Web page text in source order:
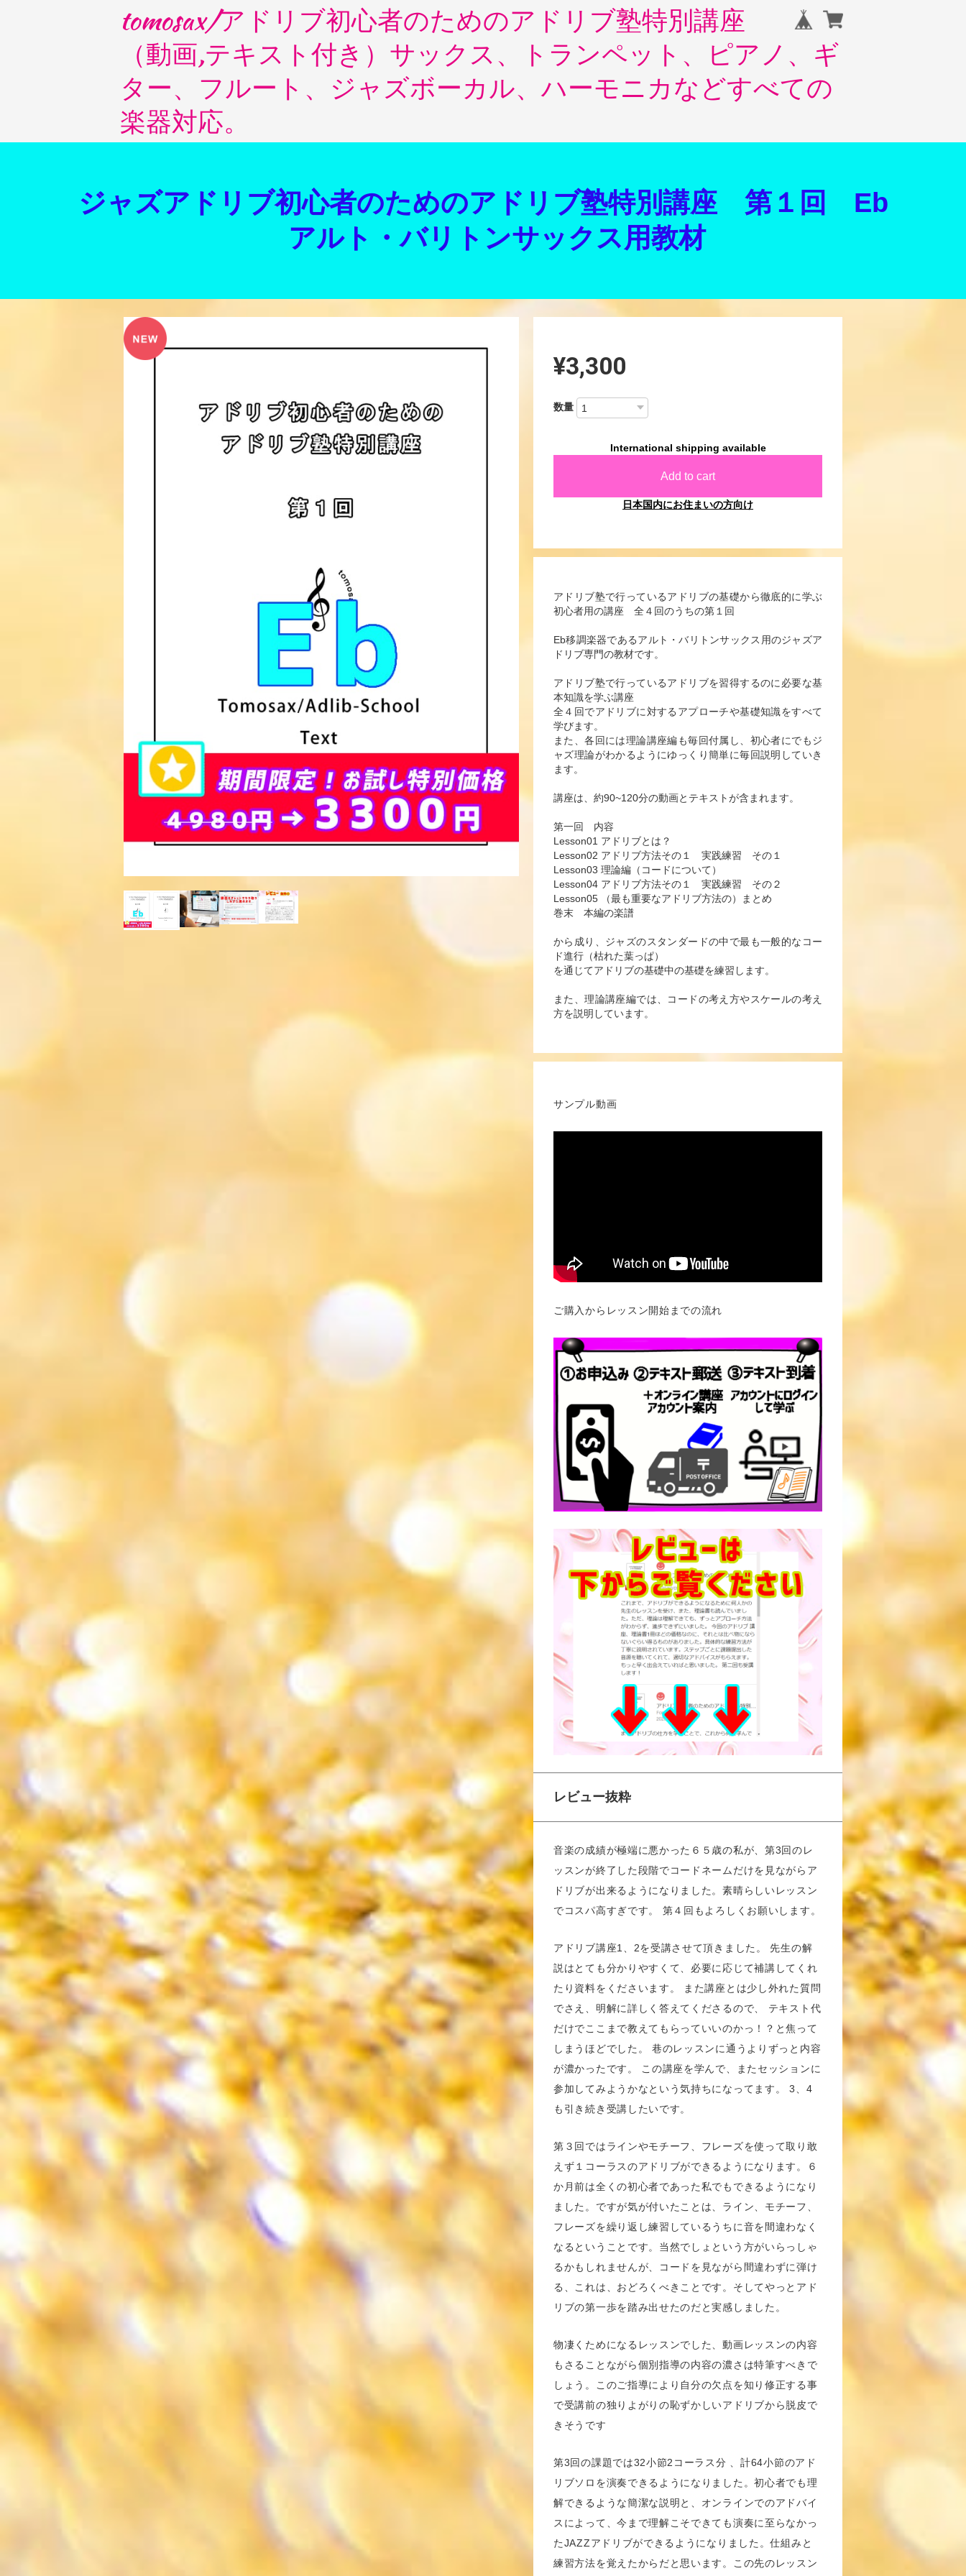
tomosax/アドリブ初心者のためのアドリブ塾特別講座
（動画,テキスト付き）サックス、トランペット、ピアノ、ギ
ター、フルート、ジャズボーカル、ハーモニカなどすべての
楽器対応。
ジャズアドリブ初心者のためのアドリブ塾特別講座 第１回 Eb
アルト・バリトンサックス用教材
¥3,300
数量
International shipping available
Add to cart
日本国内にお住まいの方向け
アドリブ塾で行っているアドリブの基礎から徹底的に学ぶ
初心者用の講座 全４回のうちの第１回
Eb移調楽器であるアルト・バリトンサックス用のジャズア
ドリブ専門の教材です。
アドリブ塾で行っているアドリブを習得するのに必要な基
本知識を学ぶ講座
全４回でアドリブに対するアプローチや基礎知識をすべて
学びます。
また、各回には理論講座編も毎回付属し、初心者にでもジ
ャズ理論がわかるようにゆっくり簡単に毎回説明していき
ます。
講座は、約90~120分の動画とテキストが含まれます。
第一回 内容
Lesson01 アドリブとは？
Lesson02 アドリブ方法その１ 実践練習 その１
Lesson03 理論編（コードについて）
Lesson04 アドリブ方法その１ 実践練習 その２
Lesson05 （最も重要なアドリブ方法の）まとめ
巻末 本編の楽譜
から成り、ジャズのスタンダードの中で最も一般的なコー
ド進行（枯れた葉っぱ）
を通じてアドリブの基礎中の基礎を練習します。
また、理論講座編では、コードの考え方やスケールの考え
方を説明しています。
サンプル動画
ご購入からレッスン開始までの流れ
レビュー抜粋
音楽の成績が極端に悪かった６５歳の私が、第3回のレ
ッスンが終了した段階でコードネームだけを見ながらア
ドリブが出来るようになりました。素晴らしいレッスン
でコスパ高すぎです。 第４回もよろしくお願いします。
アドリブ講座1、2を受講させて頂きました。 先生の解
説はとても分かりやすくて、必要に応じて補講してくれ
たり資料をくださいます。 また講座とは少し外れた質問
でさえ、明解に詳しく答えてくださるので、 テキスト代
だけでここまで教えてもらっていいのかっ！？と焦って
しまうほどでした。 巷のレッスンに通うよりずっと内容
が濃かったです。 この講座を学んで、またセッションに
参加してみようかなという気持ちになってます。 3、4
も引き続き受講したいです。
第３回ではラインやモチーフ、フレーズを使って取り敢
えず１コーラスのアドリブができるようになります。６
か月前は全くの初心者であった私でもできるようになり
ました。ですが気が付いたことは、ライン、モチーフ、
フレーズを繰り返し練習しているうちに音を間違わなく
なるということです。当然でしょという方がいらっしゃ
るかもしれませんが、コードを見ながら間違わずに弾け
る、これは、おどろくべきことです。そしてやっとアド
リブの第一歩を踏み出せたのだと実感しました。
物凄くためになるレッスンでした、動画レッスンの内容
もさることながら個別指導の内容の濃さは特筆すべきで
しょう。このご指導により自分の欠点を知り修正する事
で受講前の独りよがりの恥ずかしいアドリブから脱皮で
きそうです
第3回の課題では32小節2コーラス分 、計64小節のアド
リブソロを演奏できるようになりました。初心者でも理
解できるような簡潔な説明と、オンラインでのアドバイ
スによって、今まで理解こそできても演奏に至らなかっ
たJAZZアドリブができるようになりました。仕組みと
練習方法を覚えたからだと思います。この先のレッスン